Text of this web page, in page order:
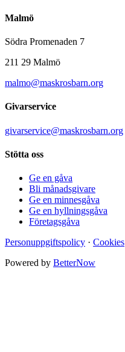
Malmö
Södra Promenaden 7
211 29 Malmö
malmo@maskrosbarn.org
Givarservice
givarservice@maskrosbarn.org
Stötta oss
Ge en gåva
Bli månadsgivare
Ge en minnesgåva
Ge en hyllningsgåva
Företagsgåva
Personuppgiftspolicy · Cookies
Powered by BetterNow